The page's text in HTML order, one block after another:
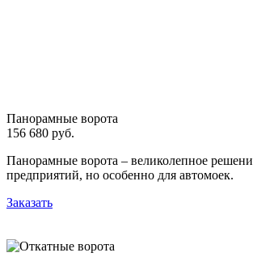
Панорамные ворота
156 680 руб.
Панорамные ворота – великолепное
предприятий, но особенно для автомоек.
Заказать